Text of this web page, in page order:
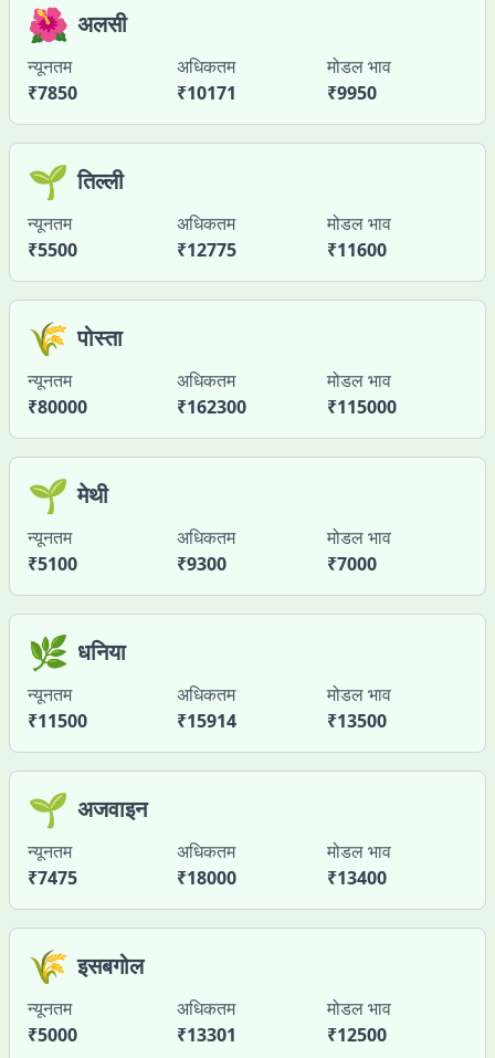
🌺 अलसी
न्यूनतम
₹7850
अधिकतम
₹10171
मोडल भाव
₹9950
🌱 तिल्ली
न्यूनतम
₹5500
अधिकतम
₹12775
मोडल भाव
₹11600
🌾 पोस्ता
न्यूनतम
₹80000
अधिकतम
₹162300
मोडल भाव
₹115000
🌱 मेथी
न्यूनतम
₹5100
अधिकतम
₹9300
मोडल भाव
₹7000
🌿 धनिया
न्यूनतम
₹11500
अधिकतम
₹15914
मोडल भाव
₹13500
🌱 अजवाइन
न्यूनतम
₹7475
अधिकतम
₹18000
मोडल भाव
₹13400
🌾 इसबगोल
न्यूनतम
₹5000
अधिकतम
₹13301
मोडल भाव
₹12500